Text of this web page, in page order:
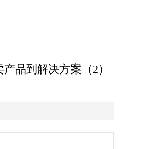
品到解决方案（2）